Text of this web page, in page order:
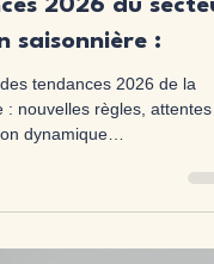
2026 du
saisonnière :
tendances 2026 de la
dynamique…